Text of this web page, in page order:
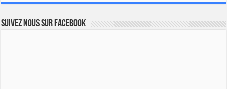
Suivez nous sur Facebook